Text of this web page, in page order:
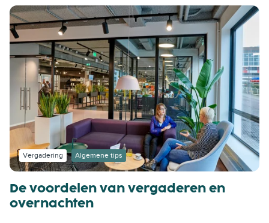
De voordelen van vergaderen en
overnachten
Vergadering Algemene tips